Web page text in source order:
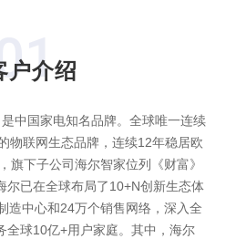
户介绍
中国家电知名品牌。全球唯一连续
物联网生态品牌，连续12年稳居欧
旗下子公司海尔智家位列《财富》
尔已在全球布局了10+N创新生态体
造中心和24万个销售网络，深入全
全球10亿+用户家庭。其中，海尔